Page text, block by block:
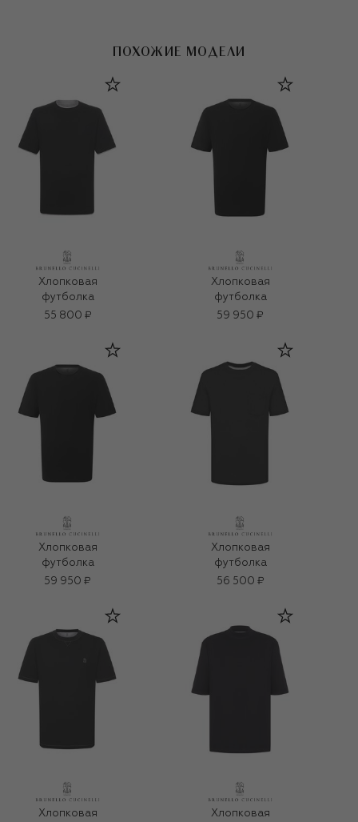
ПОХОЖИЕ МОДЕЛИ
Хлопковая
футболка
55 800 ₽
Хлопковая
футболка
59 950 ₽
Хлопковая
футболка
59 950 ₽
Хлопковая
футболка
56 500 ₽
Хлопковая
Хлопковая